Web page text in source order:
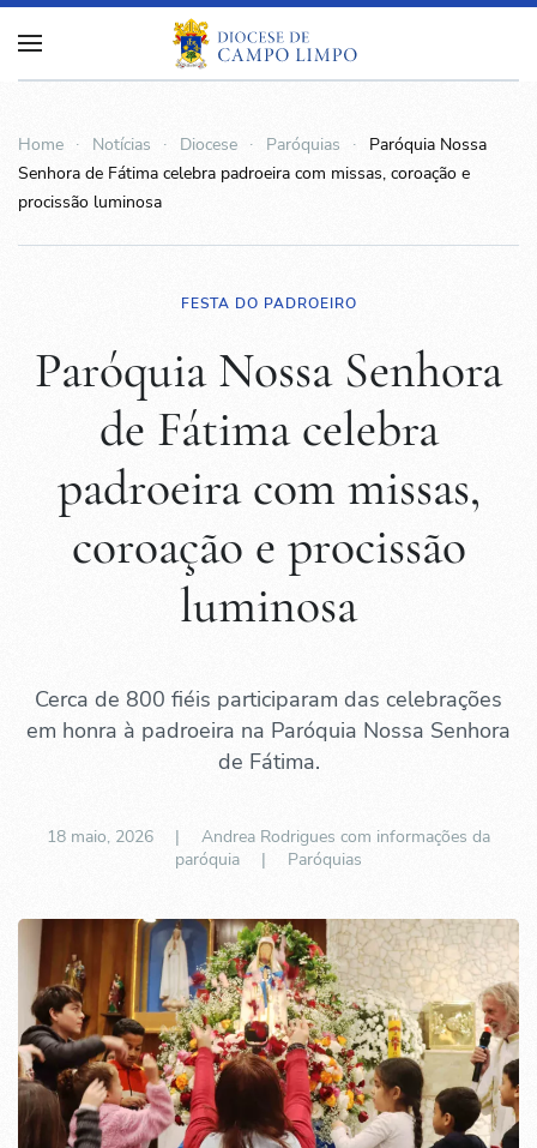
Home Notícias Diocese Paróquias
Paróquia Nossa
Senhora de Fátima celebra padroeira com missas, coroação e
procissão luminosa
FESTA DO PADROEIRO
Paróquia Nossa Senhora
de Fátima celebra
padroeira com missas,
coroação e procissão
luminosa
Cerca de 800 fiéis participaram das celebrações
em honra à padroeira na Paróquia Nossa Senhora
de Fátima.
18 maio, 2026 | Andrea Rodrigues com informações da
paróquia | Paróquias